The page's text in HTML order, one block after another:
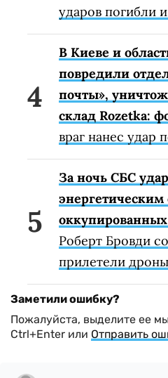
ударов погибли
В Киеве и
повредили
почты»,
склад Rozetka:
враг нанес удар
За ночь СБС
энергетическим
Роберт Бровди
прилетели
Заметили ошибку?
Пожалуйста, выделите ее
Ctrl+Enter или Отправить